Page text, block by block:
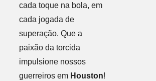
cada toque na bola, em
cada jogada de
superação. Que a
paixão da torcida
impulsione nossos
guerreiros em Houston!